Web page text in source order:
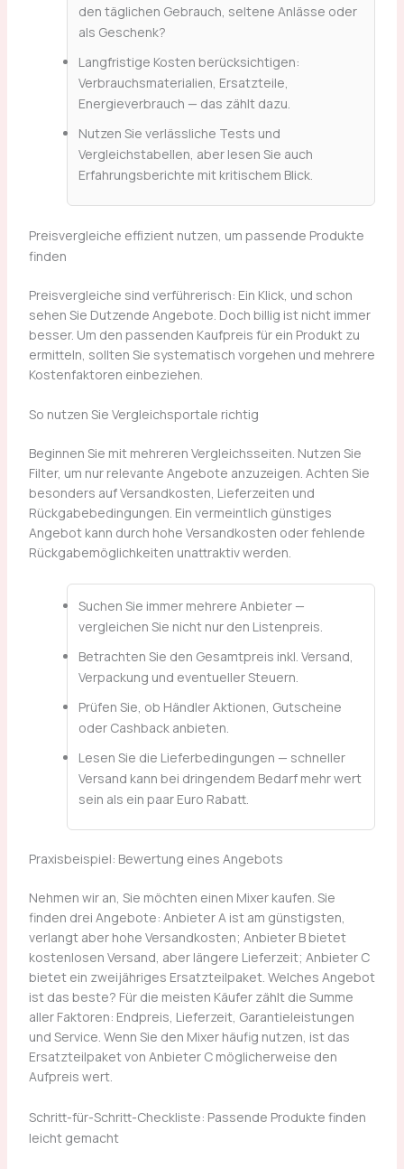
den täglichen Gebrauch, seltene Anlässe oder
als Geschenk?
Langfristige Kosten berücksichtigen:
Verbrauchsmaterialien, Ersatzteile,
Energieverbrauch — das zählt dazu.
Nutzen Sie verlässliche Tests und
Vergleichstabellen, aber lesen Sie auch
Erfahrungsberichte mit kritischem Blick.
Preisvergleiche effizient nutzen, um passende Produkte
finden
Preisvergleiche sind verführerisch: Ein Klick, und schon
sehen Sie Dutzende Angebote. Doch billig ist nicht immer
besser. Um den passenden Kaufpreis für ein Produkt zu
ermitteln, sollten Sie systematisch vorgehen und mehrere
Kostenfaktoren einbeziehen.
So nutzen Sie Vergleichsportale richtig
Beginnen Sie mit mehreren Vergleichsseiten. Nutzen Sie
Filter, um nur relevante Angebote anzuzeigen. Achten Sie
besonders auf Versandkosten, Lieferzeiten und
Rückgabebedingungen. Ein vermeintlich günstiges
Angebot kann durch hohe Versandkosten oder fehlende
Rückgabemöglichkeiten unattraktiv werden.
Suchen Sie immer mehrere Anbieter —
vergleichen Sie nicht nur den Listenpreis.
Betrachten Sie den Gesamtpreis inkl. Versand,
Verpackung und eventueller Steuern.
Prüfen Sie, ob Händler Aktionen, Gutscheine
oder Cashback anbieten.
Lesen Sie die Lieferbedingungen — schneller
Versand kann bei dringendem Bedarf mehr wert
sein als ein paar Euro Rabatt.
Praxisbeispiel: Bewertung eines Angebots
Nehmen wir an, Sie möchten einen Mixer kaufen. Sie
finden drei Angebote: Anbieter A ist am günstigsten,
verlangt aber hohe Versandkosten; Anbieter B bietet
kostenlosen Versand, aber längere Lieferzeit; Anbieter C
bietet ein zweijähriges Ersatzteilpaket. Welches Angebot
ist das beste? Für die meisten Käufer zählt die Summe
aller Faktoren: Endpreis, Lieferzeit, Garantieleistungen
und Service. Wenn Sie den Mixer häufig nutzen, ist das
Ersatzteilpaket von Anbieter C möglicherweise den
Aufpreis wert.
Schritt-für-Schritt-Checkliste: Passende Produkte finden
leicht gemacht